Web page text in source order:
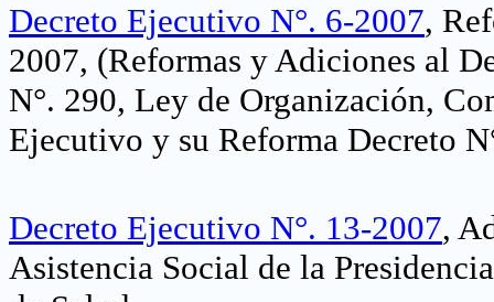
Decreto Ejecutivo N°. 6-2007,
2007, (Reformas y Adiciones al
N°. 290, Ley de Organización,
Ejecutivo y su Reforma Decreto
Decreto Ejecutivo N°. 13-2007,
Asistencia Social de la